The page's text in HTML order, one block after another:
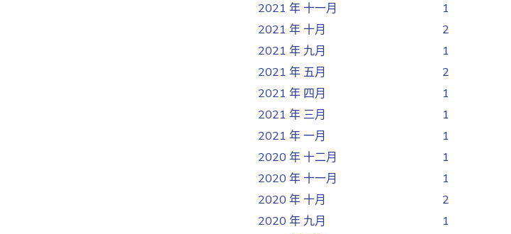
2021 年 十一月
1
2021 年 十月
2
2021 年 九月
1
2021 年 五月
2
2021 年 四月
1
2021 年 三月
1
2021 年 一月
1
2020 年 十二月
1
2020 年 十一月
1
2020 年 十月
2
2020 年 九月
1